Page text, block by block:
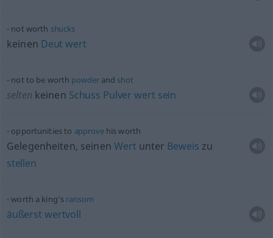
not worth shucks
keinen Deut wert
not to be worth powderand shot
selten keinen Schuss Pulver wert sein
opportunities to approvehis worth
Gelegenheiten, seinenWert unter Beweis zu
stellen
worth a king’s ransom
äußerst wertvoll